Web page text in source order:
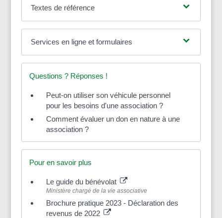
Textes de référence
Services en ligne et formulaires
Questions ? Réponses !
Peut-on utiliser son véhicule personnel
pour les besoins d'une association ?
Comment évaluer un don en nature à une
association ?
Pour en savoir plus
Le guide du bénévolat
Ministère chargé de la vie associative
Brochure pratique 2023 - Déclaration des
revenus de 2022